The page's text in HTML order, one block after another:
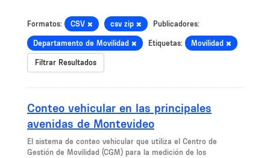
Formatos: CSV csv zip Publicadores:
Departamento de Movilidad Etiquetas: Movilidad
Filtrar Resultados
Conteo vehicular en las principales
avenidas de Montevideo
El sistema de conteo vehicular que utiliza el Centro de
Gestión de Movilidad (CGM) para la medición de los